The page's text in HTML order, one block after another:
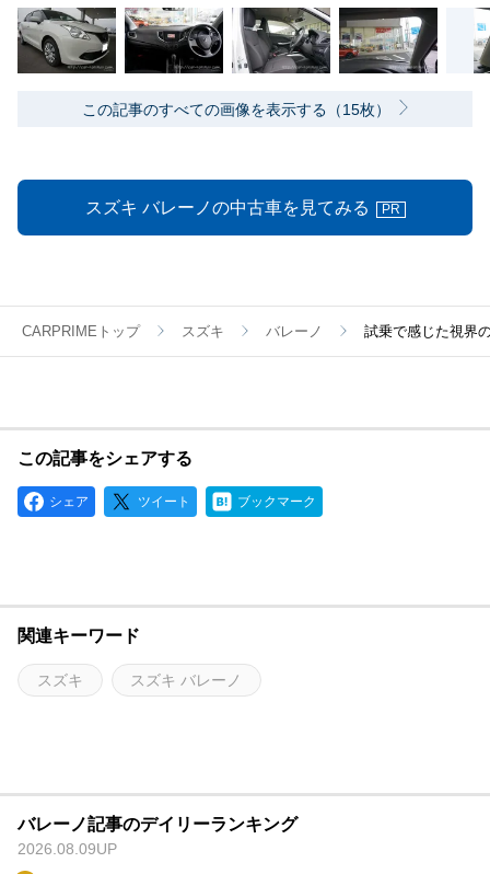
この記事のすべての画像を表示する（15枚）
スズキ バレーノの中古車を見てみる PR
CARPRIMEトップ スズキ バレーノ 試乗で感じた視界
この記事をシェアする
シェア ツイート ブックマーク
関連キーワード
スズキ スズキ バレーノ
バレーノ記事のデイリーランキング
2026.08.09UP